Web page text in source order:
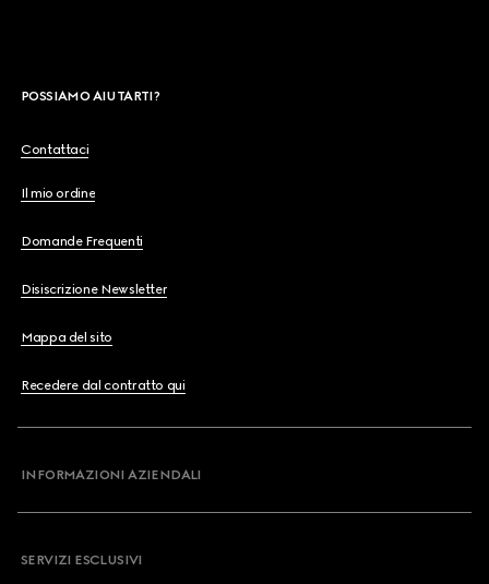
POSSIAMO AIUTARTI?
Contattaci
Il mio ordine
Domande Frequenti
Disiscrizione Newsletter
Mappa del sito
Recedere dal contratto qui
INFORMAZIONI AZIENDALI
SERVIZI ESCLUSIVI